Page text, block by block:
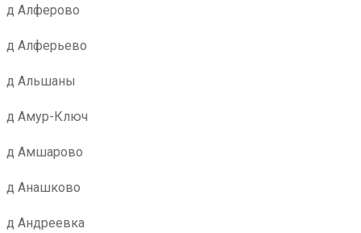
д Алферово
д Алферьево
д Альшаны
д Амур-Ключ
д Амшарово
д Анашково
д Андреевка